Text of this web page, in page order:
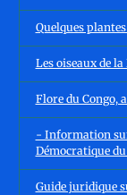
Quelques
Les oiseaux de
Flore du Congo,
- Information
Démocratique du
Guide juridique